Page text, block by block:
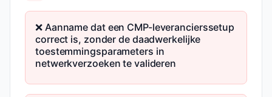
❌ Aanname dat een CMP-leverancierssetup
correct is, zonder de daadwerkelijke
toestemmingsparameters in
netwerkverzoeken te valideren